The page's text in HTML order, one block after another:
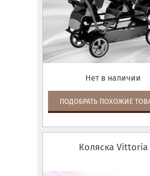
Нет в наличии
ПОДОБРАТЬ ПОХОЖИЕ
Коляска Vittoria